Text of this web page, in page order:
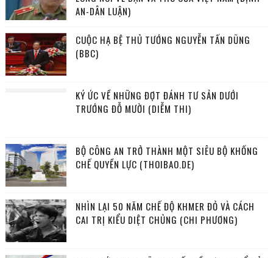
AN-DÂN LUẬN)
CUỘC HẠ BỆ THỦ TƯỚNG NGUYỄN TẤN DŨNG
(BBC)
KÝ ỨC VỀ NHỮNG ĐỢT ĐÁNH TƯ SẢN DƯỚI
TRƯỚNG ĐỖ MƯỜI (DIỄM THI)
BỘ CÔNG AN TRỞ THÀNH MỘT SIÊU BỘ KHỐNG
CHẾ QUYỀN LỰC (THOIBAO.DE)
NHÌN LẠI 50 NĂM CHẾ ĐỘ KHMER ĐỎ VÀ CÁCH
CAI TRỊ KIỂU DIỆT CHỦNG (CHI PHƯƠNG)